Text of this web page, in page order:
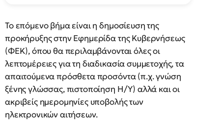
Το επόμενο βήμα είναι η δημοσίευση της
προκήρυξης στην Εφημερίδα της Κυβερνήσεως
(ΦΕΚ), όπου θα περιλαμβάνονται όλες οι
λεπτομέρειες για τη διαδικασία συμμετοχής, τα
απαιτούμενα πρόσθετα προσόντα (π.χ. γνώση
ξένης γλώσσας, πιστοποίηση Η/Υ) αλλά και οι
ακριβείς ημερομηνίες υποβολής των
ηλεκτρονικών αιτήσεων.